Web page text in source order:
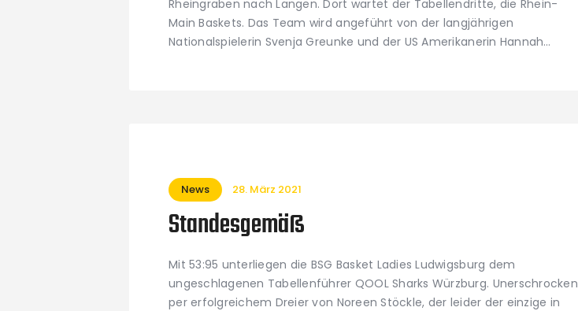
Rheingraben nach Langen. Dort wartet der Tabellendritte, die Rhein-
Main Baskets. Das Team wird angeführt von der langjährigen
Nationalspielerin Svenja Greunke und der US Amerikanerin Hannah…
News 28. März 2021
Standesgemäß
Mit 53:95 unterliegen die BSG Basket Ladies Ludwigsburg dem
ungeschlagenen Tabellenführer QOOL Sharks Würzburg. Unerschrocken
per erfolgreichem Dreier von Noreen Stöckle, der leider der einzige in